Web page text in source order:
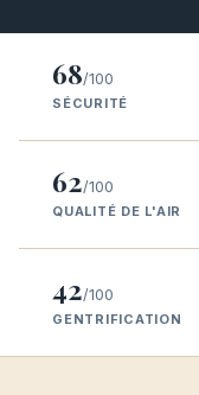
68/100
SÉCURITÉ
62/100
QUALITÉ DE L'AIR
42/100
GENTRIFICATION